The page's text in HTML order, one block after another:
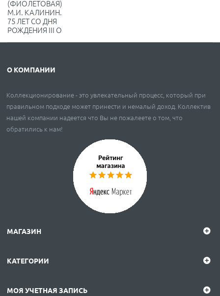
(ФИОЛЕТОВАЯ)
М.И. КАЛИНИН.
75 ЛЕТ СО ДНЯ
РОЖДЕНИЯ III O
О КОМПАНИИ
Коллекционирование - это увлекательный процесс, который при
правильном подходе может принести и немалый доход. Коллектив
нашей компании надеется что Вы не пожалеете о том, что
обратились к нам!
МАГАЗИН
КАТЕГОРИИ
МОЯ УЧЕТНАЯ ЗАПИСЬ